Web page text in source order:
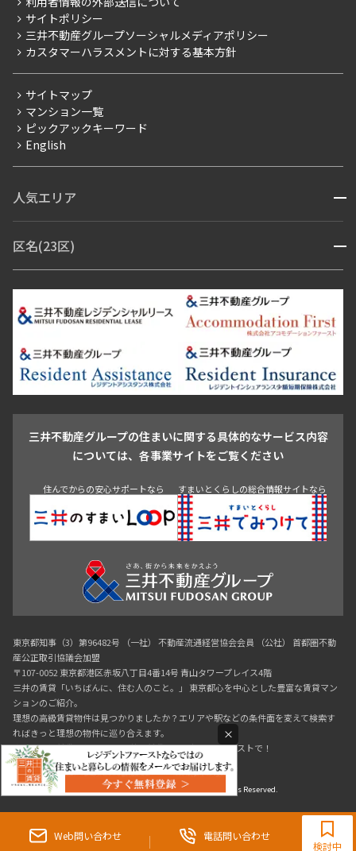
Web問い合わせ 電話問い合わせ
0120-321-719
9:30~18:00（水曜定休）
検討中
当社限定（港区・渋谷区）
当社限定（港区・渋谷区以外）
三井不動産企画
賃料改定
フリーレント
ペット可
ブランドマンション
【仲介会社様向け】当社仲介事業部取り扱い物件入居申込
お問い合わせ
サイトポリシー
三井不動産グループソーシャルメディアポリシー
カスタマーハラスメントに対する基本方針
サイトマップ
マンション一覧
ピックアックキーワード
English
人気エリア 開閉
青山・表参道・原宿
市ヶ谷・神楽坂・飯田橋
三田・芝・浜松町
芝浦・汐留・品川
月島・勝どき・豊洲
本郷・春日・小石川
目白・高田馬場・早稲田
池尻大橋・三軒茶屋
祐天寺・学芸大学・自由が丘
駒沢・用賀・二子玉川
成城・砧
池袋・板橋・王子
青山 渋谷 東京・大手町 新宿 品川
目黒・中目黒
区名(23区) 開閉
江東区 台東区 墨田区
中野区
豊島区
杉並区 板橋区 練馬区 荒川区
足立区
葛飾区
江戸川区
三井不動産グループの住まいに関する具体的なサービス内容
については、各事業サイトをご覧ください
住んでからの安心サポートなら すまいとくらしの総合情報サイトなら
東京都知事（3）第96482号 （一社） 不動産流通経営協会会員 （公社） 首都圏不動
産公正取引協議会加盟
〒107-0052 東京都港区赤坂八丁目4番14号 青山タワープレイス4階
三井の賃貸「いちばんに、住む人のこと。」 東京都心を中心とした豊富な賃貸マン
ションのご紹介。
理想の高級賃貸物件は見つかりましたか？エリアや駅などの条件面を変えて検索す
ればきっと理想の物件に巡り合えます。
都心の高級賃貸物件探しは[三井の賃貸]レジデントファーストで！
Copyright © RESIDENT FIRST Co.,Ltd. All Rights Reserved.
×